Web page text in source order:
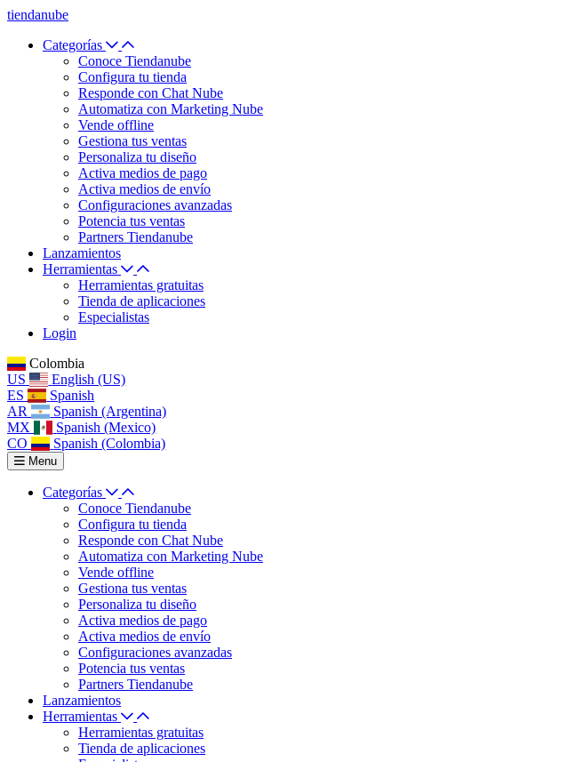
tiendanube
Categorías
Conoce Tiendanube
Configura tu tienda
Responde con Chat Nube
Automatiza con Marketing Nube
Vende offline
Gestiona tus ventas
Personaliza tu diseño
Activa medios de pago
Activa medios de envío
Configuraciones avanzadas
Potencia tus ventas
Partners Tiendanube
Lanzamientos
Herramientas
Herramientas gratuitas
Tienda de aplicaciones
Especialistas
Login
Colombia
US
English (US)
ES
Spanish
AR
Spanish (Argentina)
MX
Spanish (Mexico)
CO
Spanish (Colombia)
Menu
Categorías
Conoce Tiendanube
Configura tu tienda
Responde con Chat Nube
Automatiza con Marketing Nube
Vende offline
Gestiona tus ventas
Personaliza tu diseño
Activa medios de pago
Activa medios de envío
Configuraciones avanzadas
Potencia tus ventas
Partners Tiendanube
Lanzamientos
Herramientas
Herramientas gratuitas
Tienda de aplicaciones